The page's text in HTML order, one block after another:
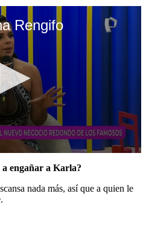
Rengifo
engañar a Karla?
nada más, así que a quien le